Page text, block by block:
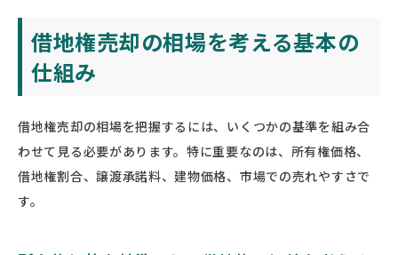
借地権売却の相場を考える基本の
仕組み
借地権売却の相場を把握するには、いくつかの基準を組み合
わせて見る必要があります。特に重要なのは、所有権価格、
借地権割合、譲渡承諾料、建物価格、市場での売れやすさで
す。